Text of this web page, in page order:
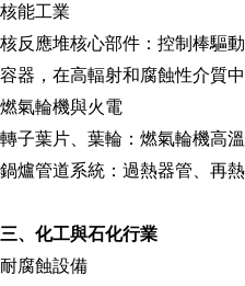
核能工業
核反應堆核心部件：控制棒驅
容器，在高輻射和腐蝕性介質
燃氣輪機與火電
轉子葉片、葉輪：燃氣輪機高溫
鍋爐管道系統：過熱器管、再
三、化工與石化行業
耐腐蝕設備